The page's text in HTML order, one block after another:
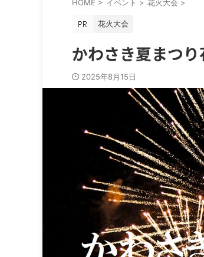
HOME > イベント > 花火大会 >
花火大会
かわさき夏まつ
2025年8月15日